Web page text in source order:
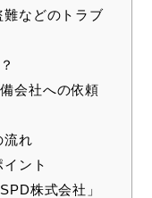
などのトラブ
会社への依頼
流れ
ント
株式会社」